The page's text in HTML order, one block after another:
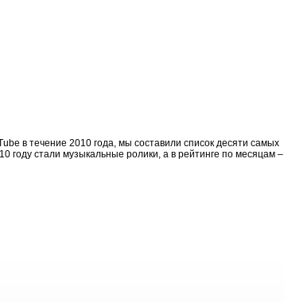
в течение 2010 года, мы составили список десяти самых
году стали музыкальные ролики, а в рейтинге по месяцам –